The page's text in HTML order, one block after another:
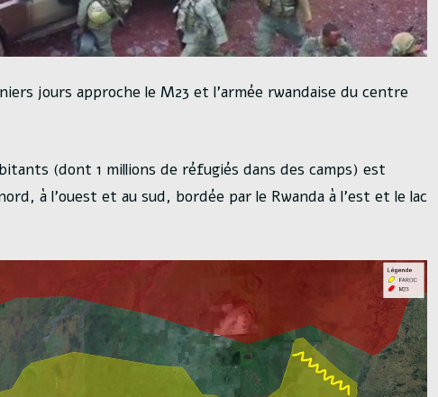
jours approche le M23 et l’armée rwandaise du centre
(dont 1 millions de réfugiés dans des camps) est
à l’ouest et au sud, bordée par le Rwanda à l’est et le lac